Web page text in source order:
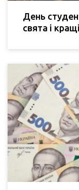
День
свята і